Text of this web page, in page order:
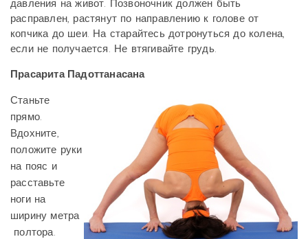
давления на живот. Позвоночник должен быть
расправлен, растянут по направлению к голове от
копчика до шеи. На старайтесь дотронуться до колена,
если не получается. Не втягивайте грудь.
Прасарита Падоттанасана
Станьте
прямо.
Вдохните,
положите руки
на пояс и
расставьте
ноги на
ширину метра
полтора.